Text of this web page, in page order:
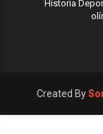
Historia
Created By